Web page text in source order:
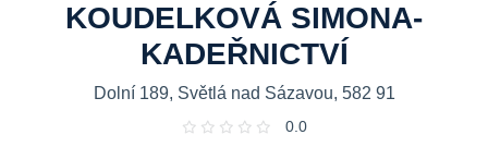
KOUDELKOVÁ SIMONA-
KADEŘNICTVÍ
Dolní 189, Světlá nad Sázavou, 582 91
0.0